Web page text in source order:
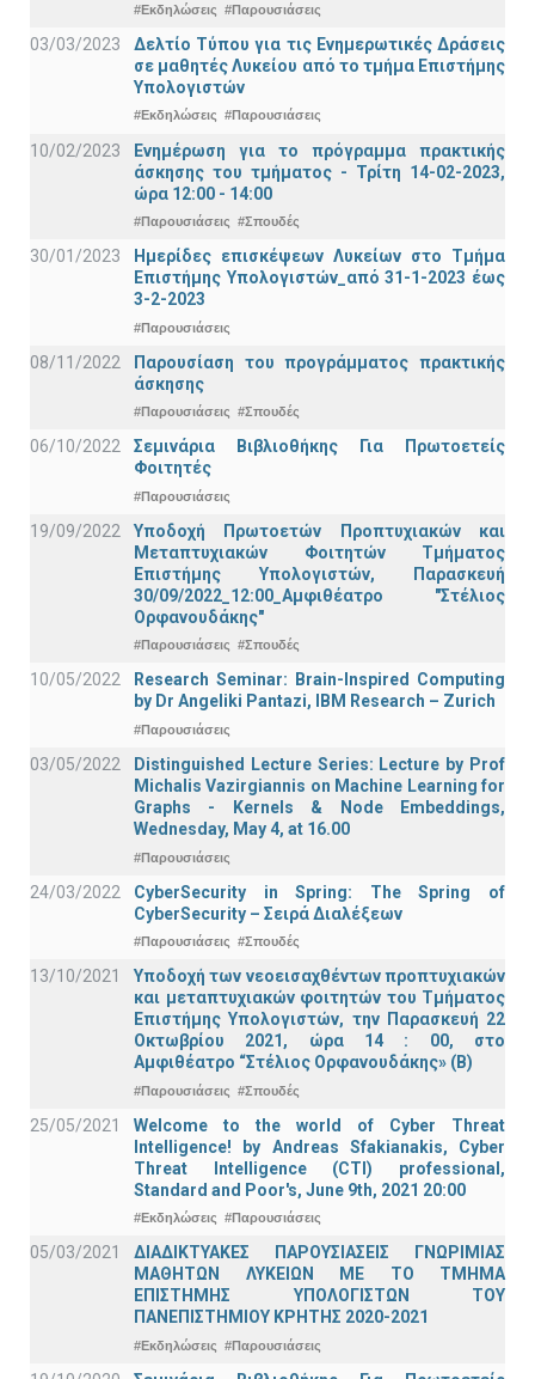
#Εκδηλώσεις #Παρουσιάσεις
03/03/2023
Δελτίο Τύπου για τις Ενημερωτικές Δράσεις
σε μαθητές Λυκείου από το τμήμα Επιστήμης
Υπολογιστών
#Εκδηλώσεις #Παρουσιάσεις
10/02/2023
Ενημέρωση για το πρόγραμμα πρακτικής
άσκησης του τμήματος - Τρίτη 14-02-2023,
ώρα 12:00 - 14:00
#Παρουσιάσεις #Σπουδές
30/01/2023
Ημερίδες επισκέψεων Λυκείων στο Τμήμα
Επιστήμης Υπολογιστών_από 31-1-2023 έως
3-2-2023
#Παρουσιάσεις
08/11/2022
Παρουσίαση του προγράμματος πρακτικής
άσκησης
#Παρουσιάσεις #Σπουδές
06/10/2022
Σεμινάρια Βιβλιοθήκης Για Πρωτοετείς
Φοιτητές
#Παρουσιάσεις
19/09/2022
Υποδοχή Πρωτοετών Προπτυχιακών και
Μεταπτυχιακών Φοιτητών Τμήματος
Επιστήμης Υπολογιστών, Παρασκευή
30/09/2022_12:00_Αμφιθέατρο "Στέλιος
Ορφανουδάκης"
#Παρουσιάσεις #Σπουδές
10/05/2022
Research Seminar: Brain-Inspired Computing
by Dr Angeliki Pantazi, IBM Research – Zurich
#Παρουσιάσεις
03/05/2022
Distinguished Lecture Series: Lecture by Prof
Michalis Vazirgiannis on Machine Learning for
Graphs - Kernels & Νode Εmbeddings,
Wednesday, May 4, at 16.00
#Παρουσιάσεις
24/03/2022
CyberSecurity in Spring: The Spring of
CyberSecurity – Σειρά Διαλέξεων
#Παρουσιάσεις #Σπουδές
13/10/2021
Υποδοχή των νεοεισαχθέντων προπτυχιακών
και μεταπτυχιακών φοιτητών του Τμήματος
Επιστήμης Υπολογιστών, την Παρασκευή 22
Οκτωβρίου 2021, ώρα 14 : 00, στο
Αμφιθέατρο “Στέλιος Ορφανουδάκης» (Β)
#Παρουσιάσεις #Σπουδές
25/05/2021
Welcome to the world of Cyber Threat
Intelligence! by Andreas Sfakianakis, Cyber
Threat Intelligence (CTI) professional,
Standard and Poor's, June 9th, 2021 20:00
#Εκδηλώσεις #Παρουσιάσεις
05/03/2021
ΔΙΑΔΙΚΤΥΑΚΕΣ ΠΑΡΟΥΣΙΑΣΕΙΣ ΓΝΩΡΙΜΙΑΣ
ΜΑΘΗΤΩΝ ΛΥΚΕΙΩΝ ΜΕ ΤΟ ΤΜΗΜΑ
ΕΠΙΣΤΗΜΗΣ ΥΠΟΛΟΓΙΣΤΩΝ ΤΟΥ
ΠΑΝΕΠΙΣΤΗΜΙΟΥ ΚΡΗΤΗΣ 2020-2021
#Εκδηλώσεις #Παρουσιάσεις